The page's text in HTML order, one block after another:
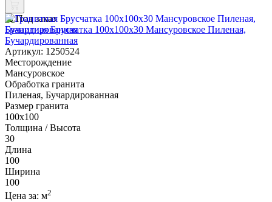
Под заказ
Гранитная Брусчатка 100х100x30 Мансуровское Пиленая,
Бучардированная
Артикул: 1250524
Месторождение
Мансуровское
Обработка гранита
Пиленая, Бучардированная
Размер гранита
100х100
Толщина / Высота
30
Длина
100
Ширина
100
Цена за: м2